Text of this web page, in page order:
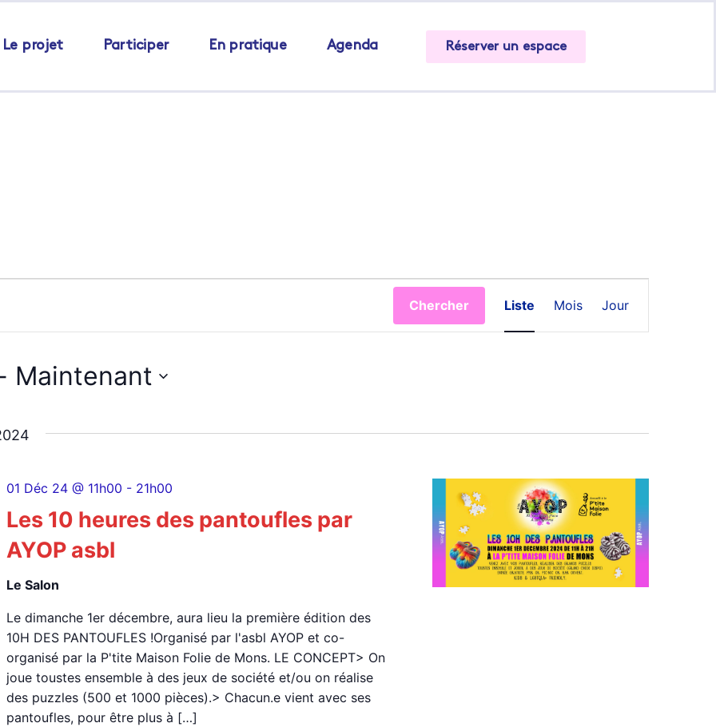
Le projet Participer En pratique Agenda Réserver un espace
Chercher
de
Liste Mois Jour
Maintenant
Les 10 heures des pantoufles par
AYOP asbl
01 Déc 24 @ 11h00 - 21h00
Le Salon
Le dimanche 1er décembre, aura lieu la première édition des
10H DES PANTOUFLES !Organisé par l'asbl AYOP et co-
organisé par la P'tite Maison Folie de Mons. LE CONCEPT> On
joue toustes ensemble à des jeux de société et/ou on réalise
des puzzles (500 et 1000 pièces).> Chacun.e vient avec ses
pantoufles, pour être plus à […]